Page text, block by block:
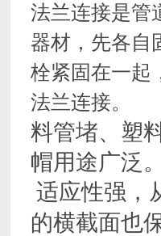
法兰连接是管
器材，先各自
栓紧固在一起
法兰连接。
料管堵、塑
帽用途广泛
适应性强，
的横截面也